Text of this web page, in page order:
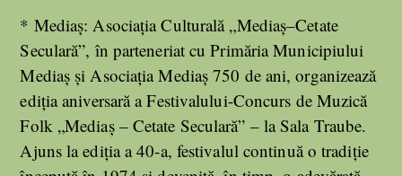
* Mediaș: Asociația Culturală „Mediaș–Cetate
Seculară”, în parteneriat cu Primăria Municipiului
Mediaș și Asociația Mediaș 750 de ani, organizează
ediția aniversară a Festivalului-Concurs de Muzică
Folk „Mediaș – Cetate Seculară” – la Sala Traube.
Ajuns la ediția a 40-a, festivalul continuă o tradiție